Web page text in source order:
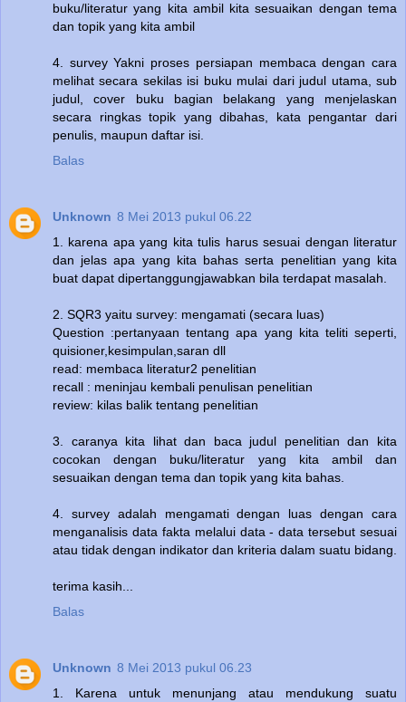
buku/literatur yang kita ambil kita sesuaikan dengan tema
dan topik yang kita ambil
4. survey Yakni proses persiapan membaca dengan cara
melihat secara sekilas isi buku mulai dari judul utama, sub
judul, cover buku bagian belakang yang menjelaskan
secara ringkas topik yang dibahas, kata pengantar dari
penulis, maupun daftar isi.
Balas
Unknown 8 Mei 2013 pukul 06.22
1. karena apa yang kita tulis harus sesuai dengan literatur
dan jelas apa yang kita bahas serta penelitian yang kita
buat dapat dipertanggungjawabkan bila terdapat masalah.
2. SQR3 yaitu survey: mengamati (secara luas)
Question :pertanyaan tentang apa yang kita teliti seperti,
quisioner,kesimpulan,saran dll
read: membaca literatur2 penelitian
recall : meninjau kembali penulisan penelitian
review: kilas balik tentang penelitian
3. caranya kita lihat dan baca judul penelitian dan kita
cocokan dengan buku/literatur yang kita ambil dan
sesuaikan dengan tema dan topik yang kita bahas.
4. survey adalah mengamati dengan luas dengan cara
menganalisis data fakta melalui data - data tersebut sesuai
atau tidak dengan indikator dan kriteria dalam suatu bidang.
terima kasih...
Balas
Unknown 8 Mei 2013 pukul 06.23
1. Karena untuk menunjang atau mendukung suatu